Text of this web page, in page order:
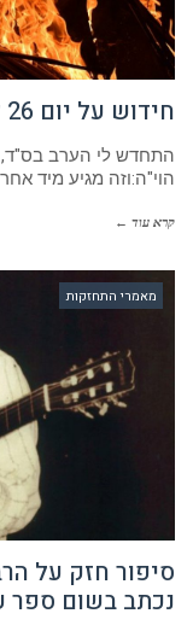
חידוש על יום 26 לעומר- הוד שבנצח
הוי"ה:וזה מגיע מיד
קרא עוד ←
מאמרי התחזקות
סיפור חזק על
נכתב בשום ספר